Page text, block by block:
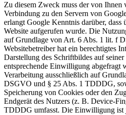
Zu diesem Zweck muss der von Ihnen
Verbindung zu den Servern von
erlangt Google Kenntnis darüber, dass
Website aufgerufen wurde. Die
auf Grundlage von Art. 6 Abs. 1 lit. f
Websitebetreiber hat ein berechtigtes
Darstellung des Schriftbildes auf
entsprechende Einwilligung abgefragt
Verarbeitung ausschließlich auf
DSGVO und § 25 Abs. 1 TDDDG,
Speicherung von Cookies oder den
Endgerät des Nutzers (z. B. Device-
TDDDG umfasst. Die Einwilligung ist